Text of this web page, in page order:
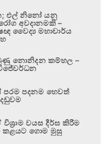
එල් නිනෝ යනු
අවදානමකි –
වෛද්‍ය මහාචාර්ය
නොනිදන කම්හල –
පරම පදනම හෙවත්
වයස දීර්ඝ කිරීම
කළයට ගොම මුසු